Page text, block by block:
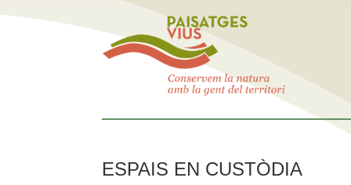
ESPAIS EN CUSTÒDIA